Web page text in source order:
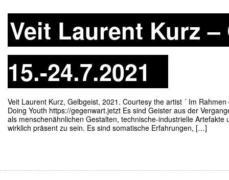
Veit Laurent Kurz
15.-24.7.2021
Veit Laurent Kurz, Gelbgeist, 2021. Courtesy the artist ´ Im
Doing Youth https://gegenwart.jetzt Es sind Geister aus der
als menschenähnlichen Gestalten, technische-industrielle
wirklich präsent zu sein. Es sind somatische Erfahrungen, […]